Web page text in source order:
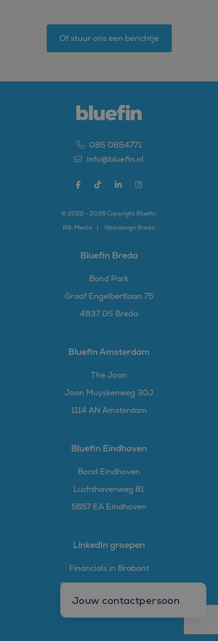
Jouw contactpersoon
Of stuur ons een berichtje
085 0654771
info@bluefin.nl
© 2022 - 2026 Copyright Bluefin
RB-Media Webdesign Breda
Bluefin Breda
Bond Park
Graaf Engelbertlaan 75
4837 DS Breda
Bluefin Amsterdam
The Joan
Joan Muyskenweg 30J
1114 AN Amsterdam
Bluefin Eindhoven
Bond Eindhoven
Luchthavenweg 81
5657 EA Eindhoven
LinkedIn groepen
Financials in Brabant
Financials in Zuid-Holland
Financials in Zeeland